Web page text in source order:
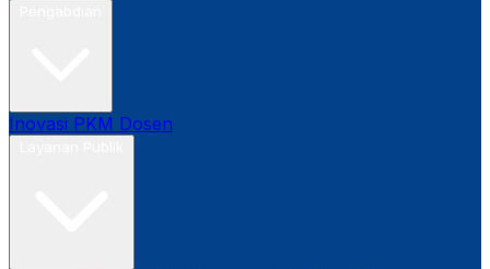
Inovasi PKM Dosen